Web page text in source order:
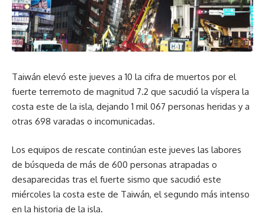
Taiwán elevó este jueves a 10 la cifra de muertos por el
fuerte terremoto de magnitud 7.2 que sacudió la víspera la
costa este de la isla, dejando 1 mil 067 personas heridas y a
otras 698 varadas o incomunicadas.
Los equipos de rescate continúan este jueves las labores
de búsqueda de más de 600 personas atrapadas o
desaparecidas tras el fuerte sismo que sacudió este
miércoles la costa este de Taiwán, el segundo más intenso
en la historia de la isla.